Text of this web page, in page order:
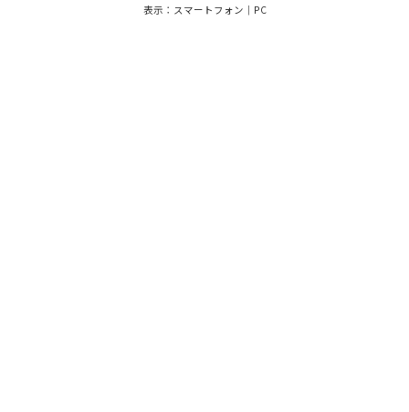
表示：スマートフォン｜ PC